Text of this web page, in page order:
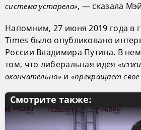
система устарела», — сказала
Напомним, 27 июня 2019 года в
Times было опубликовано
России Владимира Путина. В
том, что либеральная идея
окончательно»и «прекращает
Смотрите также: